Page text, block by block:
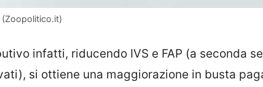
(Zoopolitico.it)
infatti, riducendo IVS e FAP (a seconda se
si ottiene una maggiorazione in busta